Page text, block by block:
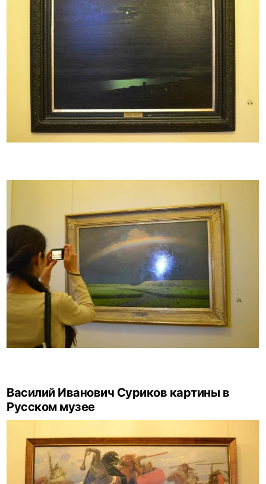
Василий Иванович Суриков картины в
Русском музее